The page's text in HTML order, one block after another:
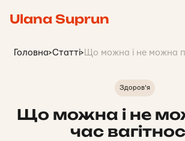
Ulana Suprun
Головна>Статті> Що можна і не можна
Здоров'я
Що можна і не
час